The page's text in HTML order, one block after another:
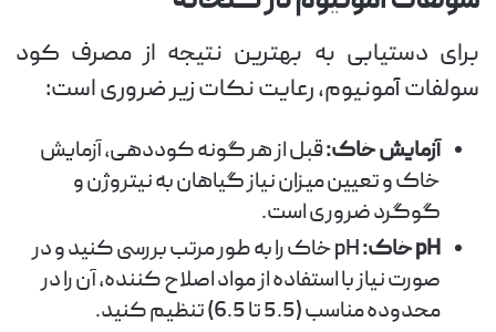
برای دستیابی به بهترین نتیجه از مصرف کود
سولفات آمونیوم، رعایت نکات زیر ضروری است:
آزمایش خاک:قبل از هر گونه کوددهی، آزمایش
خاک و تعیین میزان نیاز گیاهان به نیتروژن و
گوگرد ضروری است.
pH خاک:
pH خاک را به طور مرتب بررسی کنید و در
صورت نیاز با استفاده از مواد اصلاح کننده، آن را در
محدوده مناسب (5.5 تا 6.5) تنظیم کنید.